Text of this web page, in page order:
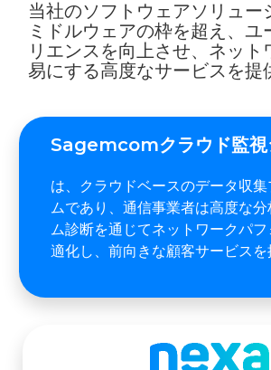
当社のソフトウェアソリュー
ミドルウェアの枠を超え、
リエンスを向上させ、ネット
易にする高度なサービスを提
Sagemcomクラウド監視
は、クラウドベースのデータ収
ムであり、通信事業者は高度な分
ム診断を通じてネットワークパ
適化し、前向きな顧客サービス